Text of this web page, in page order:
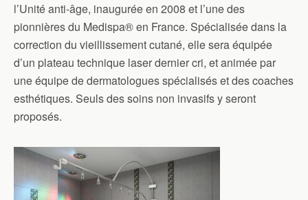
l’Unité anti-âge, inaugurée en 2008 et l’une des
pionnières du Medispa® en France. Spécialisée dans la
correction du vieillissement cutané, elle sera équipée
d’un plateau technique laser dernier cri, et animée par
une équipe de dermatologues spécialisés et des coaches
esthétiques. Seuls des soins non invasifs y seront
proposés.